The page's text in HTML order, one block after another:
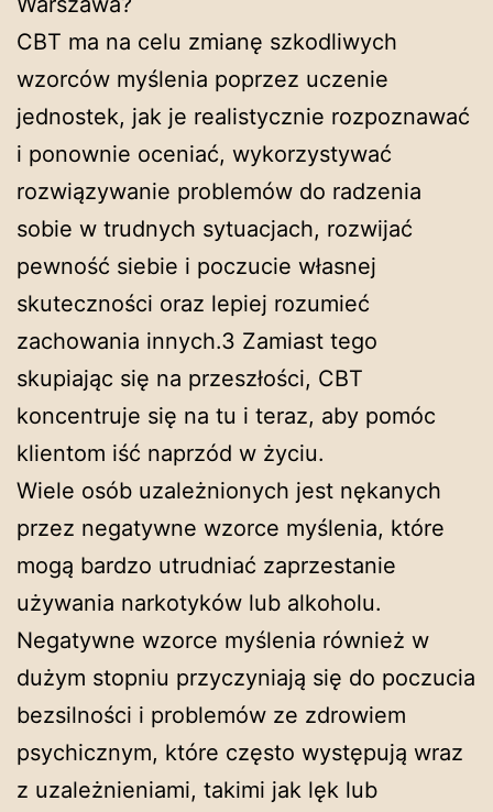
CBT ma na celu zmianę szkodliwych
wzorców myślenia poprzez uczenie
jednostek, jak je realistycznie rozpoznawać
i ponownie oceniać, wykorzystywać
rozwiązywanie problemów do radzenia
sobie w trudnych sytuacjach, rozwijać
pewność siebie i poczucie własnej
skuteczności oraz lepiej rozumieć
zachowania innych.3 Zamiast tego
skupiając się na przeszłości, CBT
koncentruje się na tu i teraz, aby pomóc
klientom iść naprzód w życiu.
Wiele osób uzależnionych jest nękanych
przez negatywne wzorce myślenia, które
mogą bardzo utrudniać zaprzestanie
używania narkotyków lub alkoholu.
Negatywne wzorce myślenia również w
dużym stopniu przyczyniają się do poczucia
bezsilności i problemów ze zdrowiem
psychicznym, które często występują wraz
z uzależnieniami, takimi jak lęk lub